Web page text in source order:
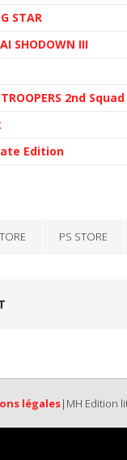
STAR
SHODOWN III
2nd Squad
Edition
PS STORE
légales|MH Edition